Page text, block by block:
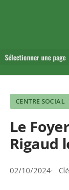
Sélectionner une page
CENTRE SOCIAL
Le
Rigaud
02/10/2024